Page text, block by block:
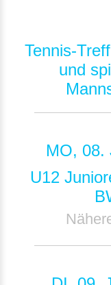
Tennis-
und
MO, 08.
U12